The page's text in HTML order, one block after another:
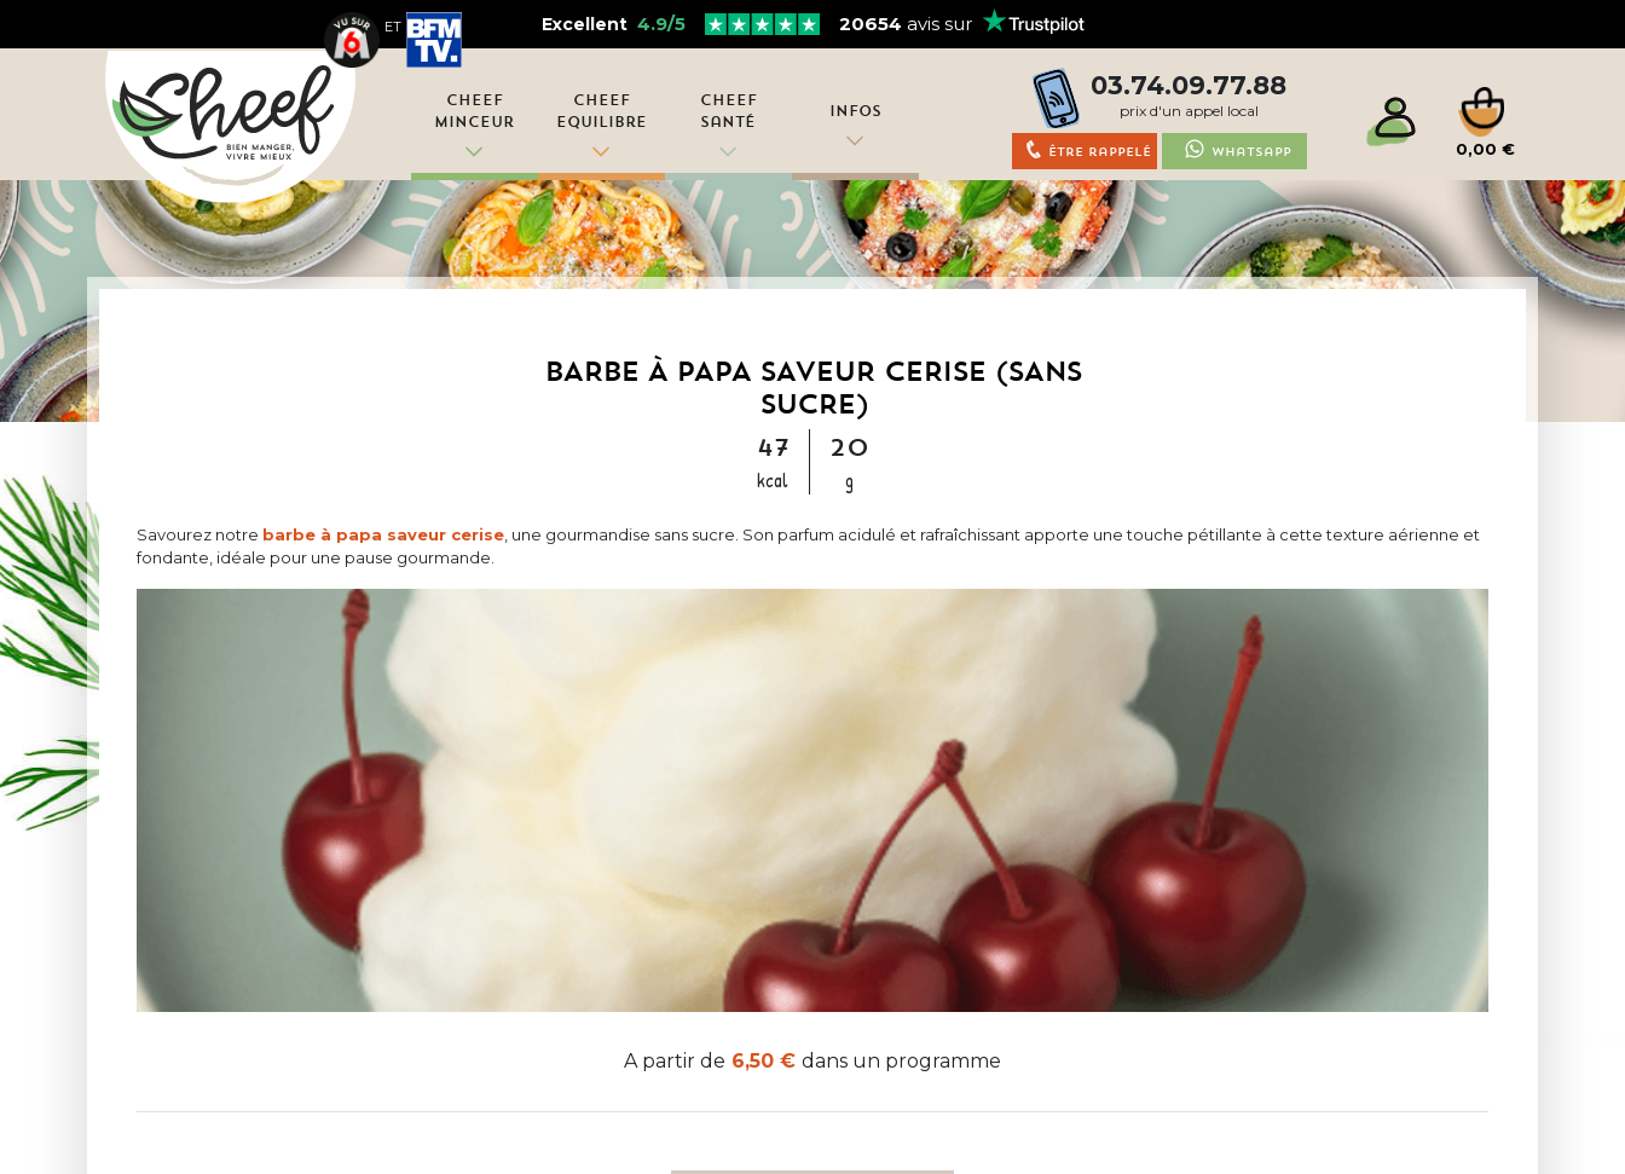
ET Excellent 4.9/5 20654 avis sur
Cheef
Minceur
Cheef
Equilibre
Cheef
Santé
Infos
03.74.09.77.88
prix d'un appel local
Être rappelé Whatsapp 0,00 €
BARBE À PAPA SAVEUR CERISE (SANS
SUCRE)
47
kcal
20
g
Savourez notre barbe à papa saveur cerise , une gourmandise sans sucre. Son parfum acidulé et rafraîchissant apporte une touche pétillante à cette texture aérienne et
fondante, idéale pour une pause gourmande.
A partir de 6,50 € dans un programme